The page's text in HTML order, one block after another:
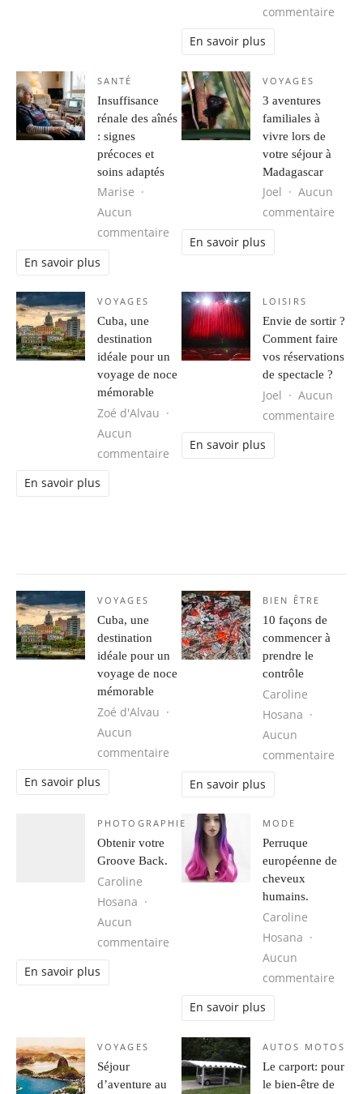
commentaire
En savoir plus
SANTÉ
Insuffisance
rénale des aînés
: signes
précoces et
soins adaptés
Marise
Aucun
commentaire
En savoir plus
VOYAGES
3 aventures
familiales à
vivre lors de
votre séjour à
Madagascar
Joel
Aucun
commentaire
En savoir plus
VOYAGES
Cuba, une
destination
idéale pour un
voyage de noce
mémorable
Zoé d'Alvau
Aucun
commentaire sur Cuba, une destination idéale
En savoir plus
LOISIRS
Envie de sortir ?
Comment faire
vos réservations
de spectacle ?
Joel
Aucun
commentaire
En savoir plus
VOYAGES
Cuba, une
destination
idéale pour un
voyage de noce
mémorable
Zoé d'Alvau
Aucun
commentaire sur Cuba, une destination idéale
En savoir plus
BIEN ÊTRE
10 façons de
commencer à
prendre le
contrôle
Caroline
Hosana
Aucun
commentaire
En savoir plus
PHOTOGRAPHIE
Obtenir votre
Groove Back.
Caroline
Hosana
Aucun
commentaire sur Obtenir votre Groove Back.
En savoir plus
MODE
Perruque
européenne de
cheveux
humains.
Caroline
Hosana
Aucun
commentaire
En savoir plus
VOYAGES
Séjour
d’aventure au
AUTOS MOTOS
Le carport: pour
le bien-être de